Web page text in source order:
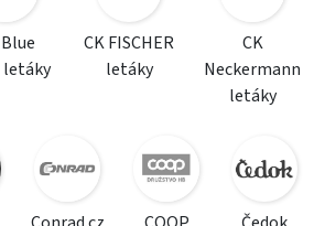
CK FISCHER
letáky
CK
Neckermann
letáky